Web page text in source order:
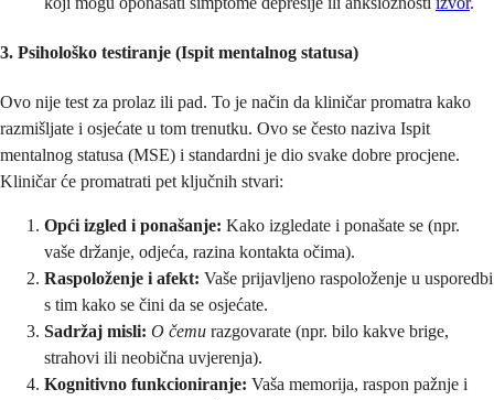
3. Psihološko testiranje (Ispit mentalnog statusa)
Ovo nije test za prolaz ili pad. To je način da kliničar promatra kako
razmišljate i osjećate u tom trenutku. Ovo se često naziva Ispit
mentalnog statusa (MSE) i standardni je dio svake dobre procjene.
Kliničar će promatrati pet ključnih stvari:
Opći izgled i ponašanje: Kako izgledate i ponašate se (npr.
vaše držanje, odjeća, razina kontakta očima).
Raspoloženje i afekt: Vaše prijavljeno raspoloženje u usporedbi
s tim kako se čini da se osjećate.
Sadržaj misli: O čemu razgovarate (npr. bilo kakve brige,
strahovi ili neobična uvjerenja).
Kognitivno funkcioniranje: Vaša memorija, raspon pažnje i